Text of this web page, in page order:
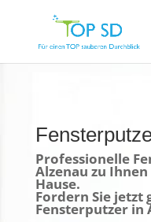
Professionelle
Alzenau zu
Hause.
Fordern Sie jetzt
Fensterputzer in